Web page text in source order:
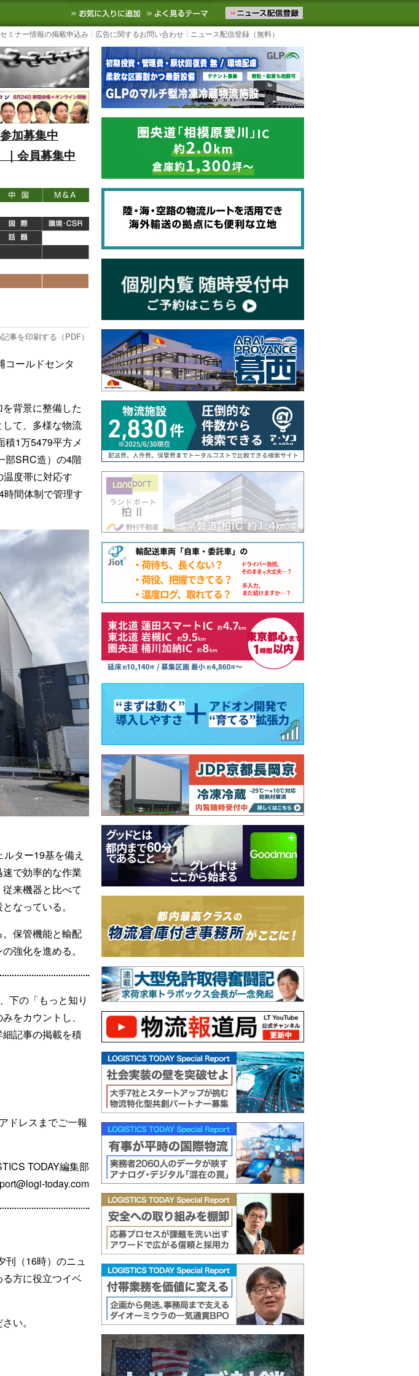
イト
SCMなど国内外の最新の物流ニュースをお届けします。物流ニュースメール配信を登録す
お気に入りに追加 よく見るテーマ
ミナー情報の掲載申込み 広告に関するお問い合わせ ニュース配信登録（無料）
加募集中
｜会員募集中
事を印刷する（PDF）
コールドセンタ
背景に整備した
て、多様な物流
積1万5479平方メ
部SRC造）の4階
度帯に対応す
間体制で管理す
ター19基を備え
で効率的な作業
来機器と比べて
なっている。
保管機能と輸配
強化を進める。
下の「もっと知り
をカウントし、
記事の掲載を積
ドレスまでご一報
TODAY編集部
today.com
刊（16時）のニュ
方に役立つイベ
い。